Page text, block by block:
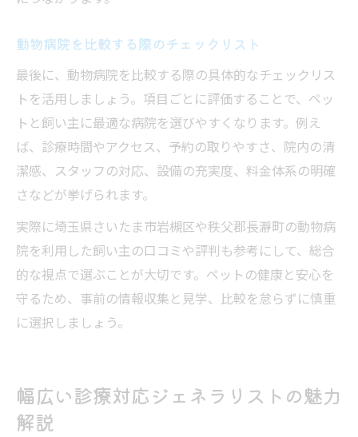
動物病院を比較する際のチェックリスト
最後に、動物病院を比較する際の具体的なチェックリス
トを活用しましょう。項目ごとに評価することで、ペッ
トと飼い主に最適な病院を選びやすくなります。例え
ば、診療時間やアクセス、予約の取りやすさ、院内の清
潔感、スタッフの対応、設備の充実度、料金体系の明確
さなどが挙げられます。
実際に埼玉県さいたま市岩槻区や秩父郡長瀞町の動物病
院を利用した飼い主の口コミや評判も参考にして、総合
的な視点で選ぶことが大切です。ペットの健康と安心を
守るため、事前の情報収集と見学、比較を怠らずに慎重
に選択しましょう。
幅広い診療対応ジェネラリストの魅力
解説